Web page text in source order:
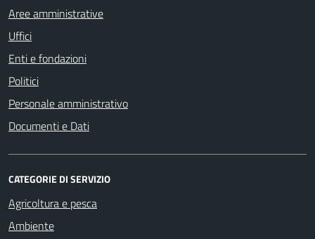
Aree amministrative
Uffici
Enti e fondazioni
Politici
Personale amministrativo
Documenti e Dati
CATEGORIE DI SERVIZIO
Agricoltura e pesca
Ambiente